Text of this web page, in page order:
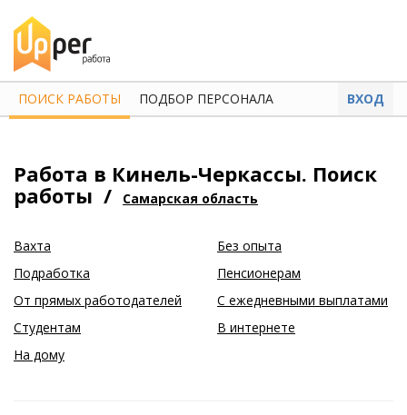
ПОИСК РАБОТЫ ПОДБОР ПЕРСОНАЛА ВХОД
Работа в Кинель-Черкассы. Поиск
работы / Самарская область
Вахта
Без опыта
Подработка
Пенсионерам
От прямых работодателей
С ежедневными выплатами
Студентам
В интернете
На дому